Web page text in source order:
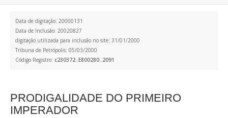
Data de digitação: 20000131
Data de Inclusão: 20020827
digitação utilizada para inclusão no site: 31/01/2000
Tribuna de Petrópolis: 05/03/2000
Código Registro: c230372..E800280..2091
PRODIGALIDADE DO PRIMEIRO
IMPERADOR